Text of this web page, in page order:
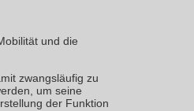
und die
zwangsläufig zu
um seine
der Funktion